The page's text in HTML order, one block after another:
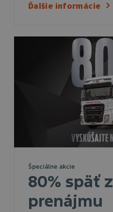
Ďalšie informácie
Špeciálne akcie
80% späť z
prenájmu